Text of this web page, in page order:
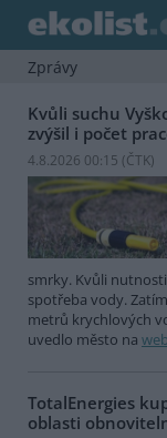
Zprávy
Kvůli suchu
zvýšil i počet
4.8.2026 00:15 (ČTK)
smrky. Kvůli
spotřeba vody.
metrů krychlových
uvedlo město na
TotalEnergies
oblasti